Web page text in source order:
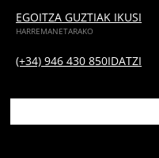
EGOITZA GUZTIAK IKUSI
HARREMANETARAKO
(+34) 946 430 850IDATZI